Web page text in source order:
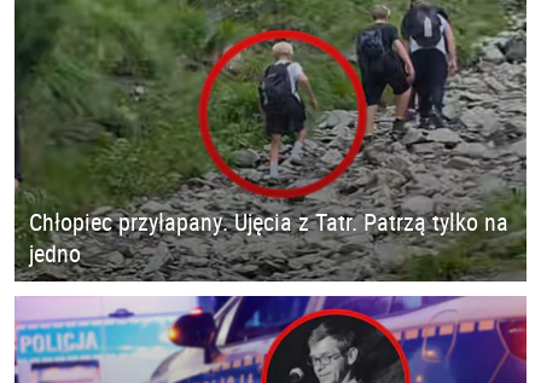
Chłopiec przyłapany. Ujęcia z Tatr. Patrzą tylko na
jedno